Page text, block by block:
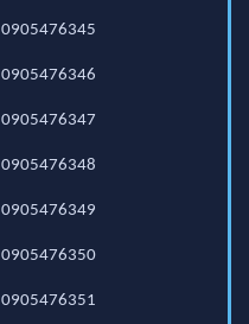
0905476345
0905476346
0905476347
0905476348
0905476349
0905476350
0905476351